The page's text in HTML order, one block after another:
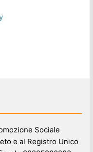
Sociale
e al Registro Unico